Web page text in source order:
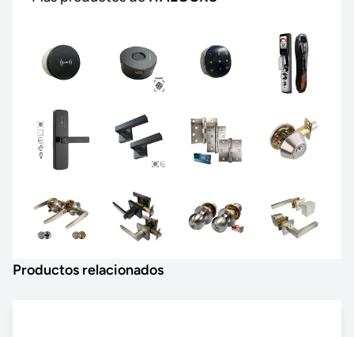
Productos relacionados